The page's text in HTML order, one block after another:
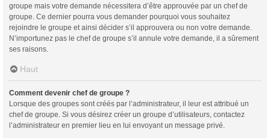
groupe mais votre demande nécessitera d’être approuvée par un chef de
groupe. Ce dernier pourra vous demander pourquoi vous souhaitez
rejoindre le groupe et ainsi décider s’il approuvera ou non votre demande.
N’importunez pas le chef de groupe s’il annule votre demande, il a sûrement
ses raisons.
Haut
Comment devenir chef de groupe ?
Lorsque des groupes sont créés par l’administrateur, il leur est attribué un
chef de groupe. Si vous désirez créer un groupe d’utilisateurs, contactez
l’administrateur en premier lieu en lui envoyant un message privé.